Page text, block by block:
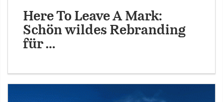
Here To Leave A Mark:
Schön wildes Rebranding
für …